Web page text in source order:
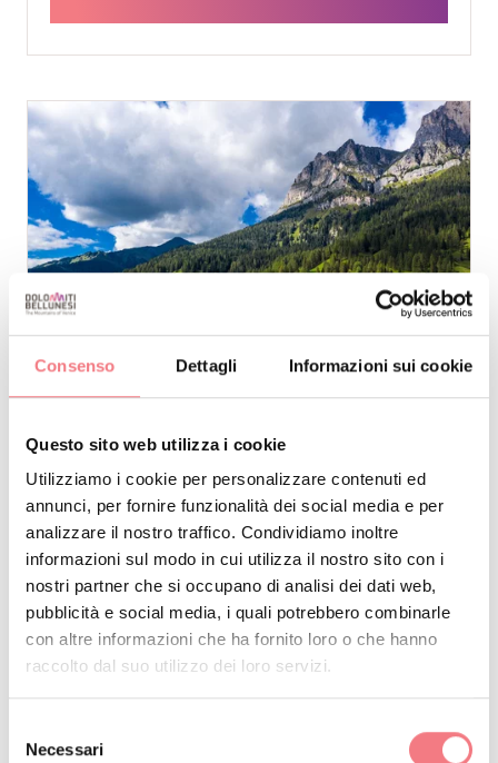
Consenso Dettagli Informazioni sui cookie
Questo sito web utilizza i cookie
Utilizziamo i cookie per personalizzare contenuti ed
annunci, per fornire funzionalità dei social media e per
analizzare il nostro traffico. Condividiamo inoltre
informazioni sul modo in cui utilizza il nostro sito con i
nostri partner che si occupano di analisi dei dati web,
pubblicità e social media, i quali potrebbero combinarle
con altre informazioni che ha fornito loro o che hanno
raccolto dal suo utilizzo dei loro servizi.
delNecessari
Hotel
ALBE
Arabba Marmolada
Rocca Pietore
Sito web